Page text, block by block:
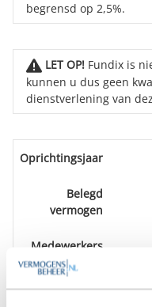
begrensd op 2,5%.
LET OP! Fundix is
kunnen u dus geen
dienstverlening van
Oprichtingsjaar
Belegd
vermogen
Medewerkers